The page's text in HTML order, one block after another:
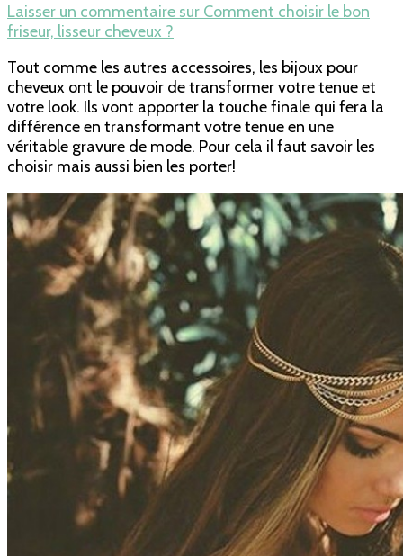
Laisser un commentaire sur Comment choisir le bon
friseur, lisseur cheveux ?
Tout comme les autres accessoires, les bijoux pour
cheveux ont le pouvoir de transformer votre tenue et
votre look. Ils vont apporter la touche finale qui fera la
différence en transformant votre tenue en une
véritable gravure de mode. Pour cela il faut savoir les
choisir mais aussi bien les porter!